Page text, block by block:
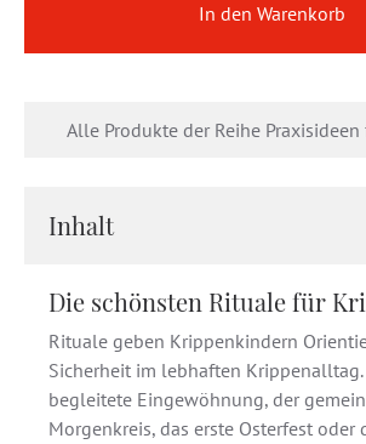
Alle Produkte der Reihe
In den Warenkorb
Inhalt
Die schönsten Rituale für
Rituale geben Krippenkindern
Sicherheit im lebhaften
begleitete Eingewöhnung, der
Morgenkreis, das erste Osterfest